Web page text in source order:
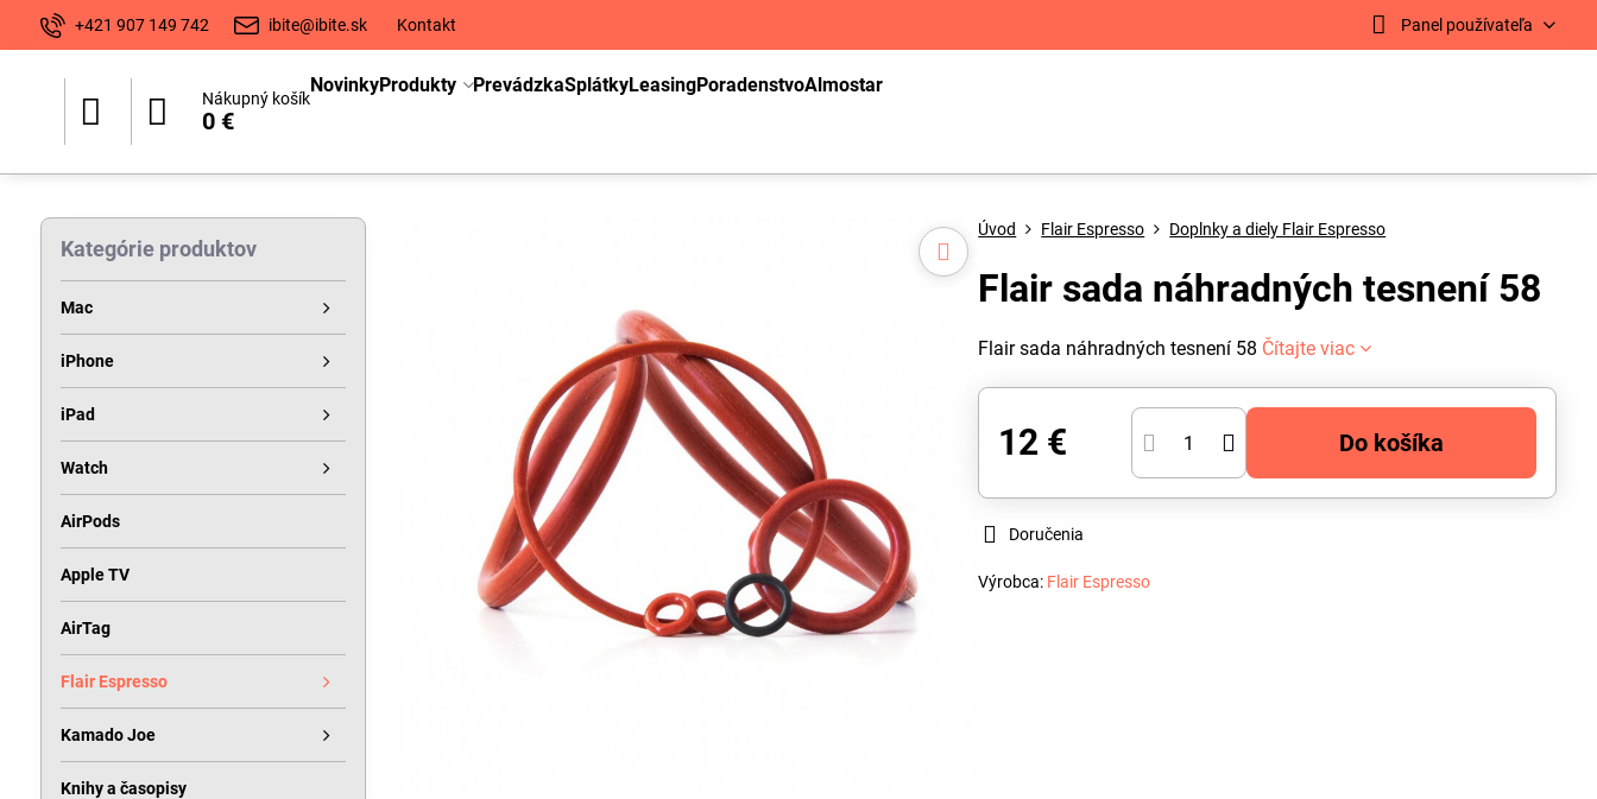
+421 907 149 742 ibite@ibite.sk Kontakt Panel používateľa
Nákupný košík
0 €
NovinkyProdukty PrevádzkaSplátkyLeasingPoradenstvoAlmostar
Úvod Flair Espresso Doplnky a diely Flair Espresso
Flair sada náhradných tesnení 58
Flair sada náhradných tesnení 58 Čítajte viac
12 € Do košíka
Doručenia
Výrobca: Flair Espresso
Kategórie produktov
Mac
iPhone
iPad
Watch
AirPods
Apple TV
AirTag
Flair Espresso
Kamado Joe
Knihy a časopisy